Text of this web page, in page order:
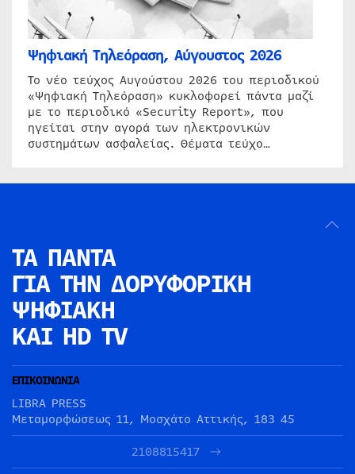
Ψηφιακή Τηλεόραση, Αύγουστος 2026
Το νέο τεύχος Αυγούστου 2026 του περιοδικού
«Ψηφιακή Τηλεόραση» κυκλοφορεί πάντα μαζί
με το περιοδικό «Security Report», που
ηγείται στην αγορά των ηλεκτρονικών
συστημάτων ασφαλείας. Θέματα τεύχο…
ΤΑ ΠΑΝΤΑ
ΓΙΑ ΤΗΝ ΔΟΡΥΦΟΡΙΚΗ
ΨΗΦΙΑΚΗ
ΚΑΙ HD TV
ΕΠΙΚΟΙΝΩΝΙΑ
LIBRA PRESS
Μεταμορφώσεως 11, Μοσχάτο Αττικής, 183 45
2108815417